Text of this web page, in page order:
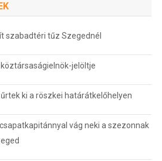
szabadtéri tűz Szegednél
jelöltje
ki a röszkei határátkelőhelyen
vág neki a szezonnak